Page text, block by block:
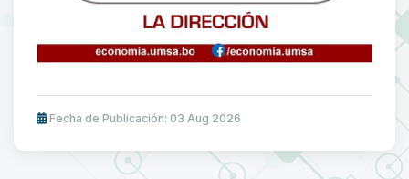
Fecha de Publicación: 03 Aug 2026